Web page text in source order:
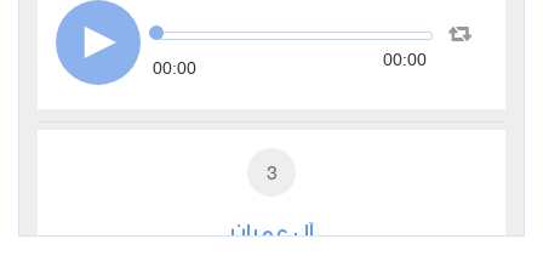
00:00 00:00
3
آل عمران